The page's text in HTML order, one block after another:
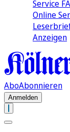
Service
Online
Anzeigen
AboAbonnieren
Anmelden